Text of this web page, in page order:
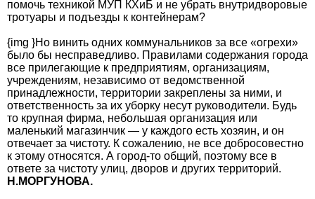
помочь техникой МУП КХиБ и не убрать внутридворовые
тротуары и подъезды к контейнерам?
{img }Но винить одних коммунальников за все «огрехи»
было бы несправедливо. Правилами содержания города
все прилегающие к предприятиям, организациям,
учреждениям, независимо от ведомственной
принадлежности, территории закреплены за ними, и
ответственность за их уборку несут руководители. Будь
то крупная фирма, небольшая организация или
маленький магазинчик — у каждого есть хозяин, и он
отвечает за чистоту. К сожалению, не все добросовестно
к этому относятся. А город-то общий, поэтому все в
ответе за чистоту улиц, дворов и других территорий.
Н.МОРГУНОВА.